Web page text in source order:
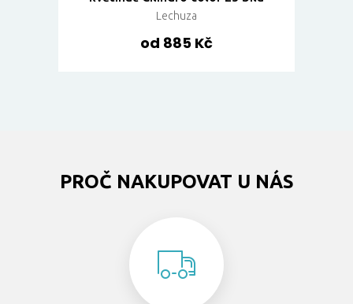
Lechuza
od 885 Kč
PROČ NAKUPOVAT U NÁS